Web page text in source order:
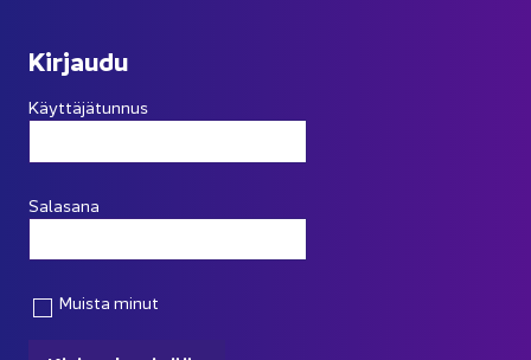
Kir­jau­du
Käyttäjätunnus
Salasana
Muista minut